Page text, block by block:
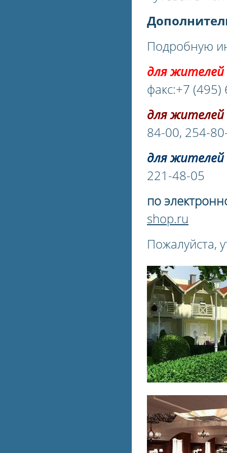
Подробную
для
факс:+7
для
84-00, 254-
для жителей
221-48-05
по
shop.ru
Пожалуйста,